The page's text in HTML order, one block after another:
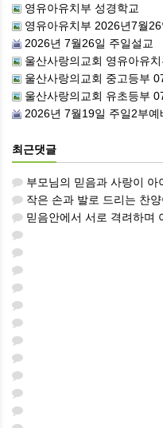
영유아유치부 성경학교
영유아유치부 2026년7월
2026년 7월26일 주일설교
울산사랑의교회 영유아유치
울산사랑의교회 중고등부
울산사랑의교회 유초등부
2026년 7월19일 주일2부예
최근댓글
부모님의 믿음과 사랑이 아이들에게 아름
작은 손과 발로 드리는 찬양이 참 아름답습니다 하나
믿음안에서 서로 격려하며 아름답게 성장하는